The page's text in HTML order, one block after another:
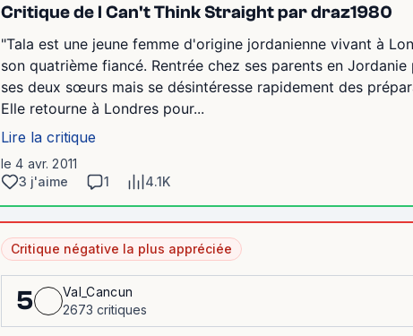
Critique de I Can't Think Straight par draz1980
"Tala est une jeune femme d'origine jordanienne vivant à
son quatrième fiancé. Rentrée chez ses parents en
ses deux sœurs mais se désintéresse rapidement des
Elle retourne à Londres pour...
Lire la critique
le 4 avr. 2011
3 j'aime
1 4.1K
Critique négative la plus appréciée
5
Val_Cancun
2673 critiques